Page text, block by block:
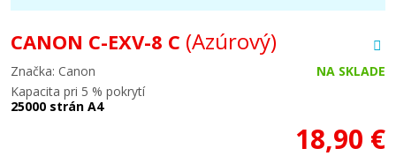
CANON C-EXV-8 C (Azúrový)
Značka: Canon
NA SKLADE
Kapacita pri 5 % pokrytí
25000 strán A4
18,90 €